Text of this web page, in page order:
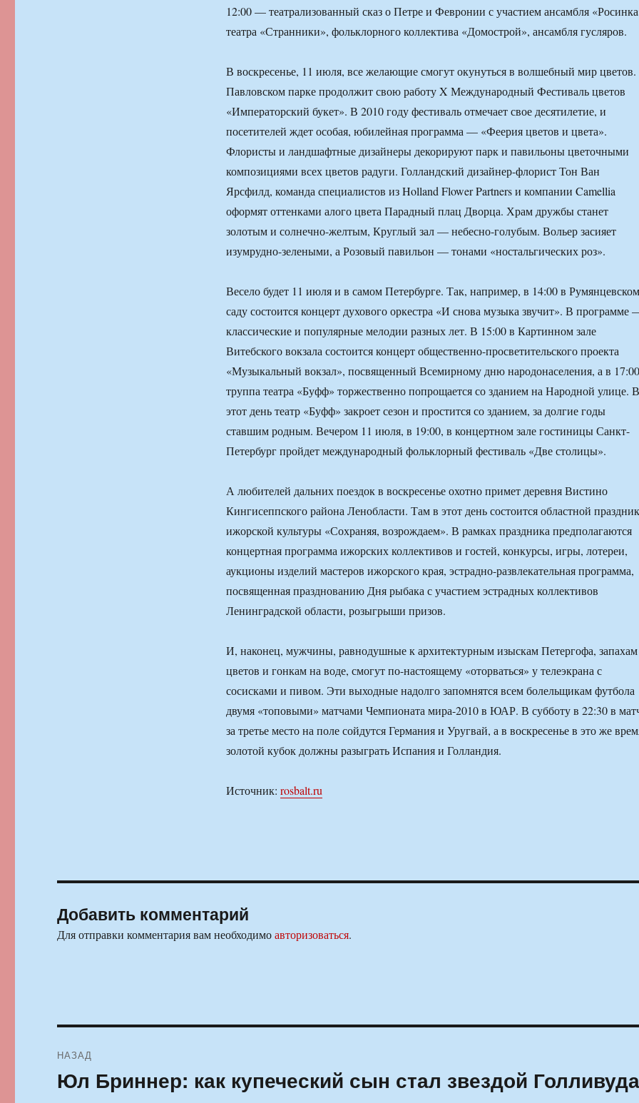
12:00 — театрализованный сказ о Петре и Февронии с участием ансамбля
театра «Странники», фольклорного коллектива «Домострой», ансамбля гусляров.
В воскресенье, 11 июля, все желающие смогут окунуться в волшебный мир
Павловском парке продолжит свою работу X Международный Фестиваль цветов
«Императорский букет». В 2010 году фестиваль отмечает свое десятилетие, и
посетителей ждет особая, юбилейная программа — «Феерия цветов и цвета».
Флористы и ландшафтные дизайнеры декорируют парк и павильоны цветочными
композициями всех цветов радуги. Голландский дизайнер-флорист Тон Ван
Ярсфилд, команда специалистов из Holland Flower Partners и компании Camellia
оформят оттенками алого цвета Парадный плац Дворца. Храм дружбы станет
золотым и солнечно-желтым, Круглый зал — небесно-голубым. Вольер засияет
изумрудно-зелеными, а Розовый павильон — тонами «ностальгических роз».
Весело будет 11 июля и в самом Петербурге. Так, например, в 14:00 в Румянцевском
саду состоится концерт духового оркестра «И снова музыка звучит». В программе
классические и популярные мелодии разных лет. В 15:00 в Картинном зале
Витебского вокзала состоится концерт общественно-просветительского проекта
«Музыкальный вокзал», посвященный Всемирному дню народонаселения, а в 17:00
труппа театра «Буфф» торжественно попрощается со зданием на Народной улице. В
этот день театр «Буфф» закроет сезон и простится со зданием, за долгие годы
ставшим родным. Вечером 11 июля, в 19:00, в концертном зале гостиницы Санкт-
Петербург пройдет международный фольклорный фестиваль «Две столицы».
А любителей дальних поездок в воскресенье охотно примет деревня Вистино
Кингисеппского района Ленобласти. Там в этот день состоится областной праздник
ижорской культуры «Сохраняя, возрождаем». В рамках праздника предполагаются
концертная программа ижорских коллективов и гостей, конкурсы, игры, лотереи,
аукционы изделий мастеров ижорского края, эстрадно-развлекательная программа,
посвященная празднованию Дня рыбака с участием эстрадных коллективов
Ленинградской области, розыгрыши призов.
И, наконец, мужчины, равнодушные к архитектурным изыскам Петергофа, запахам
цветов и гонкам на воде, смогут по-настоящему «оторваться» у телеэкрана с
сосисками и пивом. Эти выходные надолго запомнятся всем болельщикам футбола
двумя «топовыми» матчами Чемпионата мира-2010 в ЮАР. В субботу в 22:30 в
за третье место на поле сойдутся Германия и Уругвай, а в воскресенье в это же
золотой кубок должны разыграть Испания и Голландия.
Источник: rosbalt.ru
Добавить комментарий
Для отправки комментария вам необходимоавторизоваться.
по
НАЗАД
Предыдущая
Юл Бриннер: как купеческий сын стал звездой